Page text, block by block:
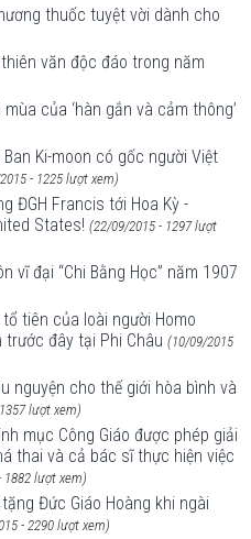
thuốc tuyệt vời dành cho
văn độc đáo trong năm
của ‘hàn gắn và cảm thông’
Ki-moon có gốc người Việt
- 1225 lượt xem)
ĐGH Francis tới Hoa Kỳ -
States! (22/09/2015 - 1297 lượt
vĩ đại “Chi Bằng Học” năm 1907
tiên của loài người Homo
đây tại Phi Châu (10/09/2015
nguyện cho thế giới hòa bình và
lượt xem)
mục Công Giáo được phép giải
thai và cả bác sĩ thực hiện việc
1882 lượt xem)
Đức Giáo Hoàng khi ngài
- 2290 lượt xem)